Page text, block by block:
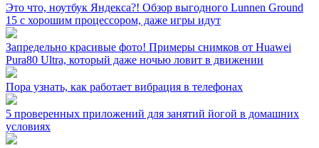
Это что, ноутбук Яндекса?! Обзор выгодного Lunnen Ground
15 с хорошим процессором, даже игры идут
Запредельно красивые фото! Примеры снимков от Huawei
Pura80 Ultra, который даже ночью ловит в движении
Пора узнать, как работает вибрация в телефонах
5 проверенных приложений для занятий йогой в домашних
условиях